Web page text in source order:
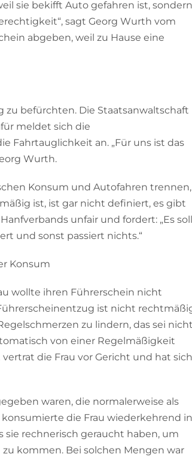
sie bekifft Auto gefahren ist, sondern
sagt Georg Wurth vom
abgeben, weil zu Hause eine
zu befürchten. Die Staatsanwaltschaft
meldet sich die
Fahrtauglichkeit an. „Für uns ist das
Wurth.
Konsum und Autofahren trennen,
ist, ist gar nicht definiert, es gibt
unfair und fordert: „Es soll
und sonst passiert nichts.“
Konsum
wollte ihren Führerschein nicht
ist nicht
zu lindern, das sei nicht
von einer Regelmäßigkeit
die Frau vor Gericht und hat sich
waren, die normalerweise als
die Frau wiederkehrend in
sie rechnerisch geraucht haben, um
kommen. Bei solchen Mengen war